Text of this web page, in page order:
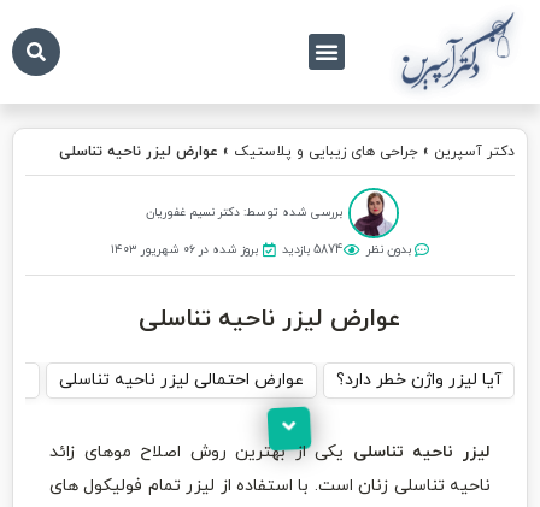
دکتر آسپرین » جراحی های زیبایی و پلاستیک » عوارض لیزر ناحیه تناسلی
بررسی شده توسط: دکتر نسیم غفوریان
بدون نظر 5874 بازدید بروز شده در ۰۶ شهریور ۱۴۰۳
عوارض لیزر ناحیه تناسلی
آیا لیزر واژن خطر دارد؟ عوارض احتمالی لیزر ناحیه تناسلی
لیزر ناحیه تناسلی یکی از بهترین روش اصلاح موهای زائد
ناحیه تناسلی زنان است. با استفاده از لیزر تمام فولیکول های